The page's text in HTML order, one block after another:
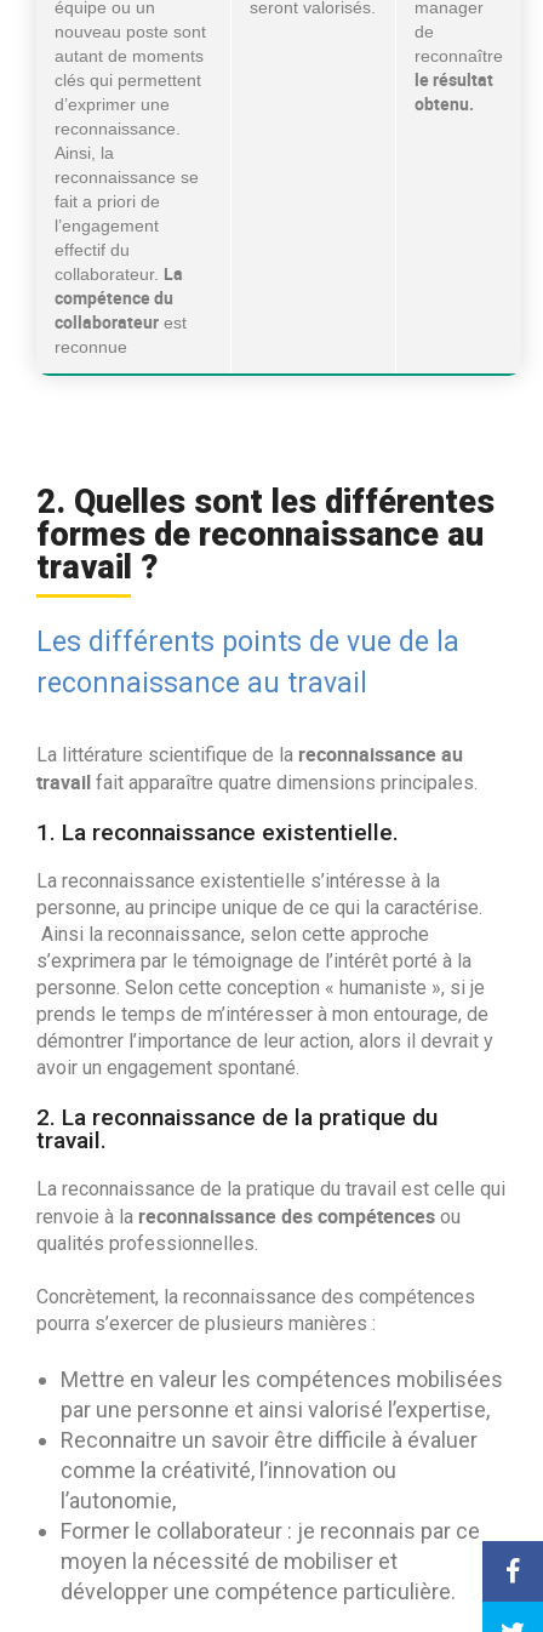
équipe ou un
nouveau poste sont
autant de moments
clés qui permettent
d’exprimer une
reconnaissance.
Ainsi, la
reconnaissance se
fait a priori de
l’engagement
effectif du
collaborateur. La
compétence du
collaborateur est
reconnue
seront valorisés.
manager
de
reconnaître
le résultat
obtenu.
2. Quelles sont les différentes
formes de reconnaissance au
travail ?
Les différents points de vue de la
reconnaissance au travail
La littérature scientifique de la reconnaissanceau
travail fait apparaître quatre dimensions principales.
1. La reconnaissance existentielle.
La reconnaissance existentielle s’intéresse à la
personne, au principe unique de ce qui la caractérise.
Ainsi la reconnaissance, selon cette approche
s’exprimera par le témoignage de l’intérêt porté à la
personne. Selon cette conception « humaniste », si je
prends le temps de m’intéresser à mon entourage, de
démontrer l’importance de leur action, alors il devrait y
avoir un engagement spontané.
2. La reconnaissance de la pratique du
travail.
La reconnaissance de la pratique du travail est celle qui
renvoie à la reconnaissancedes compétences ou
qualités professionnelles.
Concrètement, la reconnaissance des compétences
pourra s’exercer de plusieurs manières :
Mettre en valeur les compétences mobilisées
par une personne et ainsi valorisé l’expertise,
Reconnaitre un savoir être difficile à évaluer
comme la créativité, l’innovation ou
l’autonomie,
Former le collaborateur : je reconnais par ce
moyen la nécessité de mobiliser et
développer une compétence particulière.